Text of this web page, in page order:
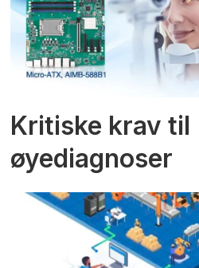
Kritiske krav til
øyediagnoser